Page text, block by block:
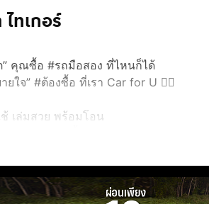
ไทเกอร์
ต” คุณซื้อ #รถมือสอง ที่ไหนก็ได้
ใจ” #ต้องซื้อ ที่เรา Car for U 👈🏻
เล่มสวย พร้อมโอน
นหนัก ไม่จมน้ำ
ท้ ทุกคัน
ด้ ค้ำได้
ค้าขาย อาชีพอิสระ ฯลฯ